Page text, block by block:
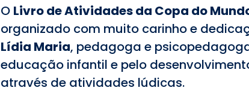
O Livro de Atividades da Copa do
organizado com muito carinho e
Lídia Maria, pedagoga e
educação infantil e pelo
através de atividades lúdicas.